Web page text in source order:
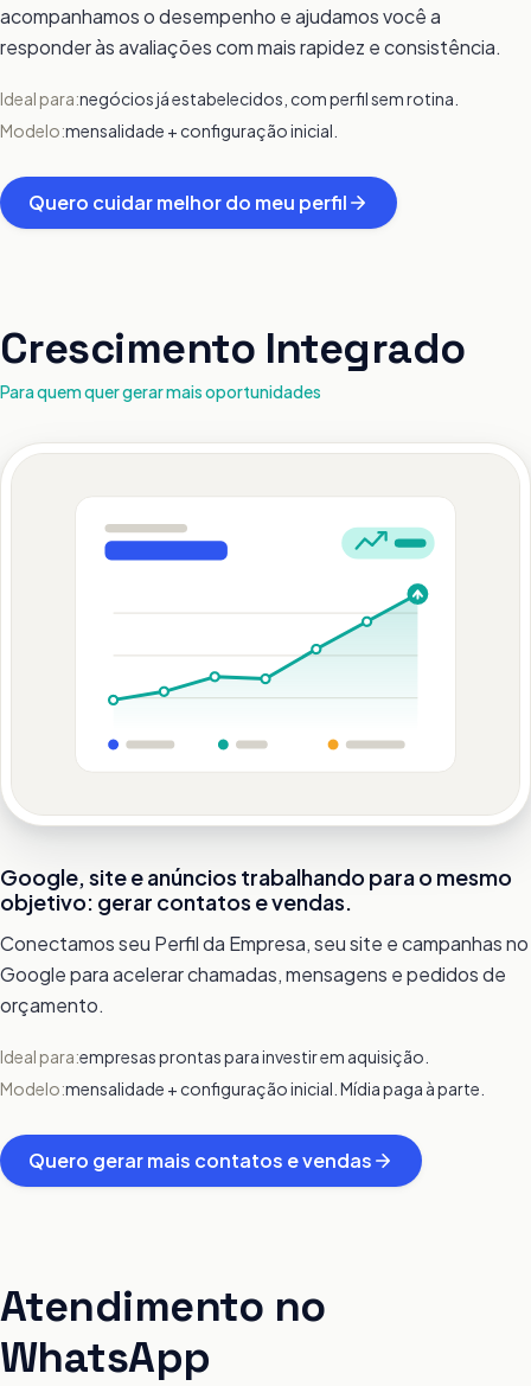
acompanhamos o desempenho e ajudamos você a
responder às avaliações com mais rapidez e consistência.
Ideal para:negócios já estabelecidos, com perfil sem rotina.
Modelo:mensalidade + configuração inicial.
Quero cuidar melhor do meu perfil
Crescimento Integrado
Para quem quer gerar mais oportunidades
Google, site e anúncios trabalhando para o mesmo
objetivo: gerar contatos e vendas.
Conectamos seu Perfil da Empresa, seu site e campanhas no
Google para acelerar chamadas, mensagens e pedidos de
orçamento.
Ideal para:empresas prontas para investir em aquisição.
Modelo:mensalidade + configuração inicial. Mídia paga à parte.
Quero gerar mais contatos e vendas
Atendimento no
WhatsApp